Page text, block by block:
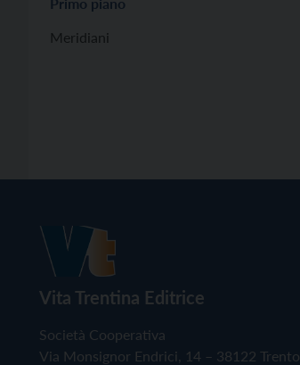
Meridiani
Vita Trentina Editrice
Società Cooperativa
Via Monsignor Endrici, 14 – 38122 Trento